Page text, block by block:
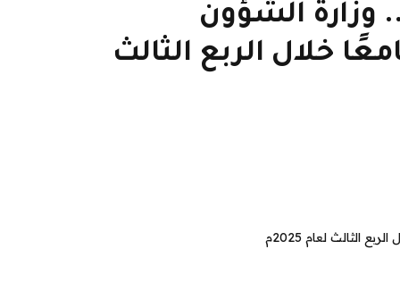
إجمالية بلغت (87,887,781) ريالًا.. وزارة الشؤون
وتشغيل 1,392 مسجدًا وجامعًا خلال الربع الثالث